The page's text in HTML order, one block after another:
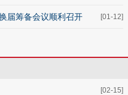
[01-12]
届筹备会议顺利召开
[02-15]